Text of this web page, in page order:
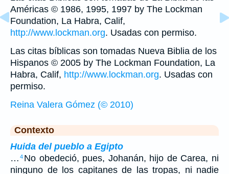
Américas © 1986, 1995, 1997 by The Lockman
Foundation, La Habra, Calif,
http://www.lockman.org. Usadas con permiso.
Las citas bíblicas son tomadas Nueva Biblia de los
Hispanos © 2005 by The Lockman Foundation, La
Habra, Calif, http://www.lockman.org. Usadas con
permiso.
Reina Valera Gómez (© 2010)
Contexto
Huida del pueblo a Egipto
… 4 No obedeció, pues, Johanán, hijo de Carea, ni
ninguno de los capitanes de las tropas, ni nadie